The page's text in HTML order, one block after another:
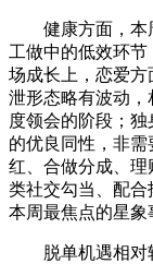
健康方面，本周
工做中的低效环
场成长上，恋爱
泄形态略有波动
度领会的阶段；
的优良同性，非
红、合做分成、
类社交勾当、配合
本周最焦点的星象
脱单机遇相对较